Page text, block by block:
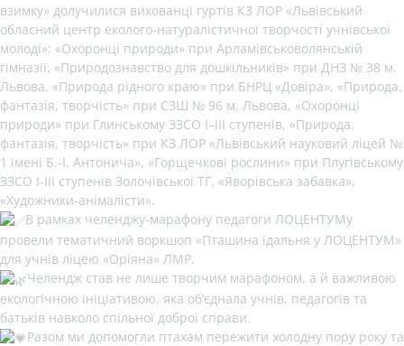
взимку» долучилися вихованці гуртів КЗ ЛОР «Львівський
обласний центр еколого-натуралістичної творчості учнівської
молоді»: «Охоронці природи» при Арламівськоволянській
гімназії, «Природознавство для дошкільників» при ДНЗ № 38 м.
Львова, «Природа рідного краю» при БНРЦ «Довіра», «Природа,
фантазія, творчість» при СЗШ № 96 м. Львова, «Охоронці
природи» при Глинському ЗЗСО І–ІІІ ступенів, «Природа,
фантазія, творчість» при КЗ ЛОР «Львівський науковий ліцей №
1 імені Б.-І. Антонича», «Горщечкові рослини» при Плугівському
ЗЗСО І-ІІІ ступенів Золочівської ТГ, «Яворівська забавка»,
«Художники-анімалісти».
В рамках челенджу-марафону педагоги ЛОЦЕНТУМу
провели тематичний воркшоп «Пташина їдальня у ЛОЦЕНТУМ»
для учнів ліцею «Оріяна» ЛМР.
Челендж став не лише творчим марафоном, а й важливою
екологічною ініціативою, яка об’єднала учнів, педагогів та
батьків навколо спільної доброї справи.
Разом ми допомогли птахам пережити холодну пору року та